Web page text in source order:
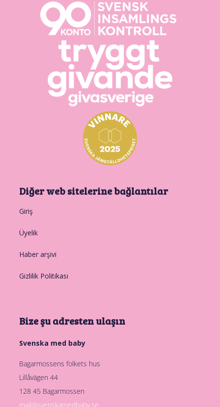
Diğer web sitelerine bağlantılar
Giriş
Üyelik
Haber arşivi
Gizlilik Politikası
Bize şu adresten ulaşın
Svenska med baby
Bagarmossens folkets hus
Lillåvägen 44
128 45 Bagarmossen
mail@svenskamedbaby.se